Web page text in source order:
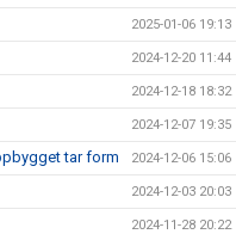
2025-01-06 19:13
2024-12-20 11:44
2024-12-18 18:32
2024-12-07 19:35
tar form 2024-12-06 15:06
2024-12-03 20:03
2024-11-28 20:22